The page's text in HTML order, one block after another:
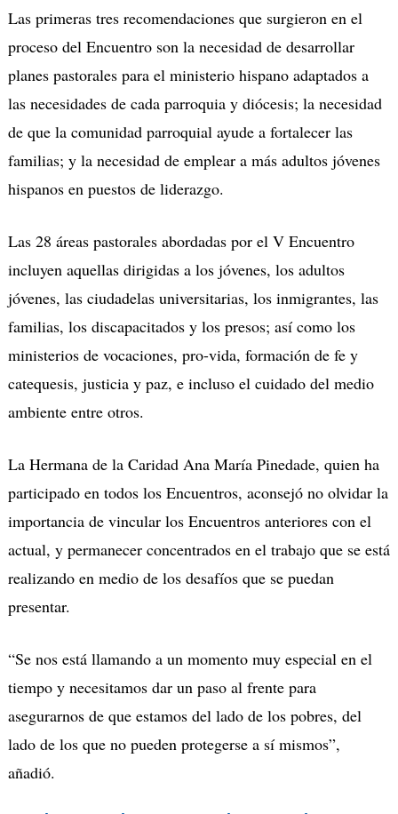
Las primeras tres recomendaciones que surgieron en el
proceso del Encuentro son la necesidad de desarrollar
planes pastorales para el ministerio hispano adaptados a
las necesidades de cada parroquia y diócesis; la necesidad
de que la comunidad parroquial ayude a fortalecer las
familias; y la necesidad de emplear a más adultos jóvenes
hispanos en puestos de liderazgo.
Las 28 áreas pastorales abordadas por el V Encuentro
incluyen aquellas dirigidas a los jóvenes, los adultos
jóvenes, las ciudadelas universitarias, los inmigrantes, las
familias, los discapacitados y los presos; así como los
ministerios de vocaciones, pro-vida, formación de fe y
catequesis, justicia y paz, e incluso el cuidado del medio
ambiente entre otros.
La Hermana de la Caridad Ana María Pinedade, quien ha
participado en todos los Encuentros, aconsejó no olvidar la
importancia de vincular los Encuentros anteriores con el
actual, y permanecer concentrados en el trabajo que se está
realizando en medio de los desafíos que se puedan
presentar.
“Se nos está llamando a un momento muy especial en el
tiempo y necesitamos dar un paso al frente para
asegurarnos de que estamos del lado de los pobres, del
lado de los que no pueden protegerse a sí mismos”,
añadió.